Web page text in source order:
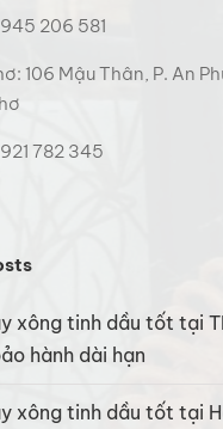
206 581
106 Mậu Thân, P. An
782 345
xông tinh dầu tốt tại
hành dài hạn
xông tinh dầu tốt tại